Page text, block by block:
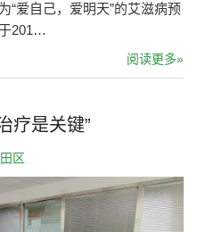
“爱自己，爱明天”的艾滋病预
201…
阅读更多»
疗是关键”
区